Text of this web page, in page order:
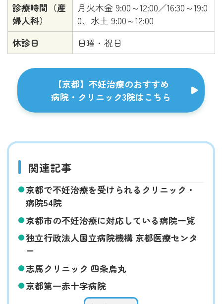
診療時間（産
婦人科）
月火木金 9:00～12:00／16:30～19:0
0、水土 9:00～12:00
休診日
日曜・祝日
【京都】不妊治療のおすすめ
病院・クリニック3院はこちら
関連記事
京都で不妊治療を受けられるクリニック・
病院54院
京都市の不妊治療に対応している病院一覧
独立行政法人国立病院機構 京都医療センタ
ー
志馬クリニック 四条烏丸
京都第一赤十字病院